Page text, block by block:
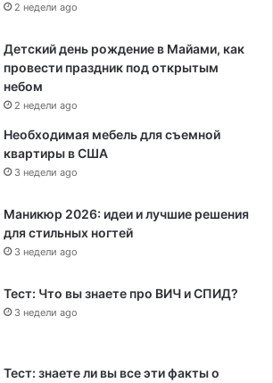
2 недели ago
Детский день рождение в Майами, как
провести праздник под открытым
небом
2 недели ago
Необходимая мебель для съемной
квартиры в США
3 недели ago
Маникюр 2026: идеи и лучшие решения
для стильных ногтей
3 недели ago
Тест: Что вы знаете про ВИЧ и СПИД?
3 недели ago
Тест: знаете ли вы все эти факты о